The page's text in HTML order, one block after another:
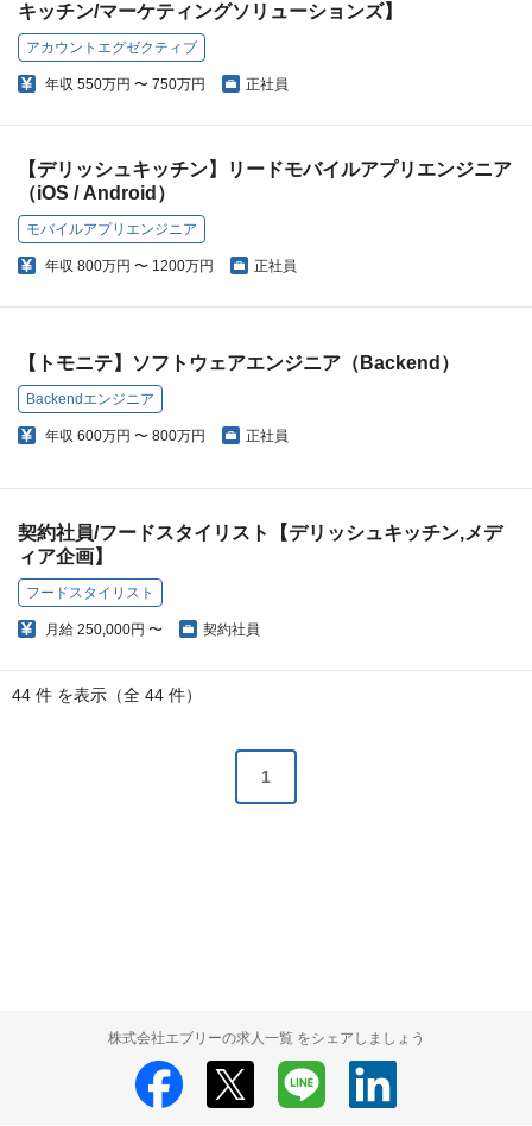
キッチン/マーケティングソリューションズ】
アカウントエグゼクティブ
年収 550万円 〜 750万円 正社員
【デリッシュキッチン】リードモバイルアプリエンジニア
（iOS / Android）
モバイルアプリエンジニア
年収 800万円 〜 1200万円 正社員
【トモニテ】ソフトウェアエンジニア（Backend）
Backendエンジニア
年収 600万円 〜 800万円 正社員
契約社員/フードスタイリスト【デリッシュキッチン,メデ
ィア企画】
フードスタイリスト
月給 250,000円 〜 契約社員
44 件 を表示（全 44 件）
1
株式会社エブリーの求人一覧 をシェアしましょう